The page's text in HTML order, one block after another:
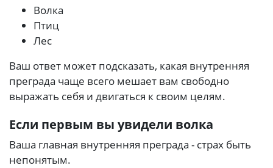
Волка
Птиц
Лес
Ваш ответ может подсказать, какая внутренняя
преграда чаще всего мешает вам свободно
выражать себя и двигаться к своим целям.
Если первым вы увидели волка
Ваша главная внутренняя преграда - страх быть
непонятым.